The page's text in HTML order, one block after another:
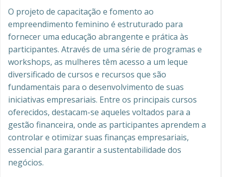
O projeto de capacitação e fomento ao
empreendimento feminino é estruturado para
fornecer uma educação abrangente e prática às
participantes. Através de uma série de programas e
workshops, as mulheres têm acesso a um leque
diversificado de cursos e recursos que são
fundamentais para o desenvolvimento de suas
iniciativas empresariais. Entre os principais cursos
oferecidos, destacam-se aqueles voltados para a
gestão financeira, onde as participantes aprendem a
controlar e otimizar suas finanças empresariais,
essencial para garantir a sustentabilidade dos
negócios.